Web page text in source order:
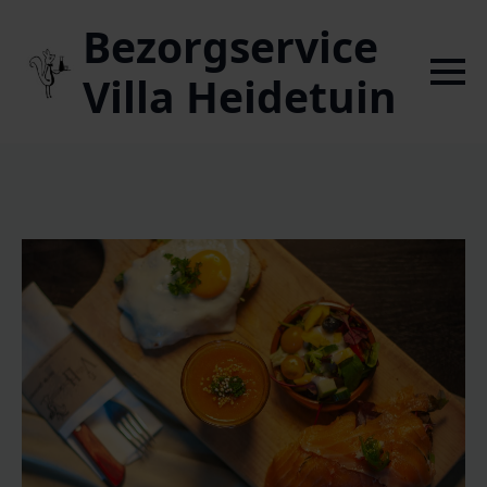
Bezorgservice
Villa Heidetuin